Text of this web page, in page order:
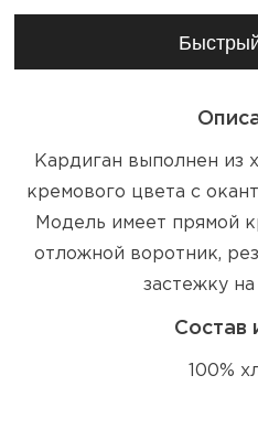
Кардиган выполнен из
кремового цвета с
Модель имеет прямой
отложной воротник,
застежку
Состав
100%